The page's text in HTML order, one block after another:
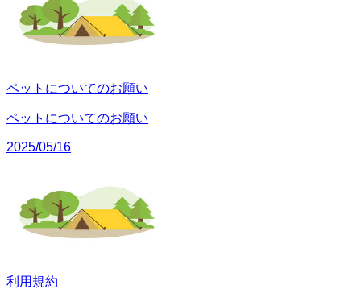
ペットについてのお願い
ペットについてのお願い
2025/05/16
利用規約